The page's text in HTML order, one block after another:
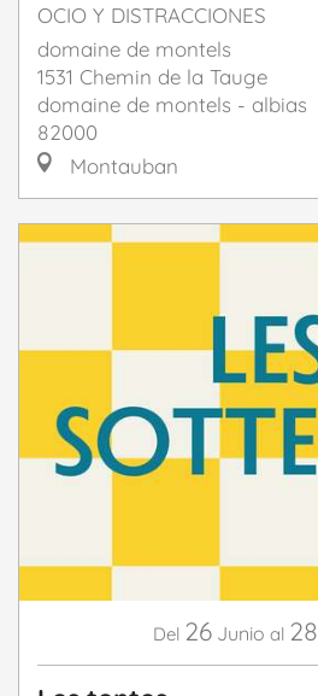
OCIO Y DISTRACCIONES
domaine de montels
1531 Chemin de la Tauge
domaine de montels - albias
82000
Montauban
Del 26 Junio al 28